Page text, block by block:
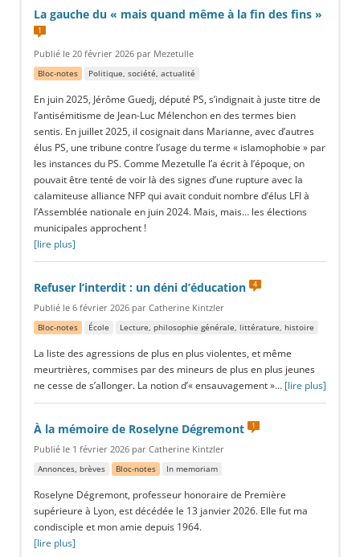
La gauche du « mais quand même à la fin des fins »
1
Publié le 20 février 2026 par Mezetulle
Bloc-notes Politique, société, actualité
En juin 2025, Jérôme Guedj, député PS, s’indignait à juste titre de
l’antisémitisme de Jean-Luc Mélenchon en des termes bien
sentis. En juillet 2025, il cosignait dans Marianne, avec d’autres
élus PS, une tribune contre l’usage du terme « islamophobie » par
les instances du PS. Comme Mezetulle l’a écrit à l’époque, on
pouvait être tenté de voir là des signes d’une rupture avec la
calamiteuse alliance NFP qui avait conduit nombre d’élus LFI à
l’Assemblée nationale en juin 2024. Mais, mais… les élections
municipales approchent !
[lire plus]
Refuser l’interdit : un déni d’éducation 4
Publié le 6 février 2026 par Catherine Kintzler
Bloc-notes École Lecture, philosophie générale, littérature, histoire
La liste des agressions de plus en plus violentes, et même
meurtrières, commises par des mineurs de plus en plus jeunes
ne cesse de s’allonger. La notion d’« ensauvagement »… [lire plus]
À la mémoire de Roselyne Dégremont 1
Publié le 1 février 2026 par Catherine Kintzler
Annonces, brèves Bloc-notes In memoriam
Roselyne Dégremont, professeur honoraire de Première
supérieure à Lyon, est décédée le 13 janvier 2026. Elle fut ma
condisciple et mon amie depuis 1964.
[lire plus]